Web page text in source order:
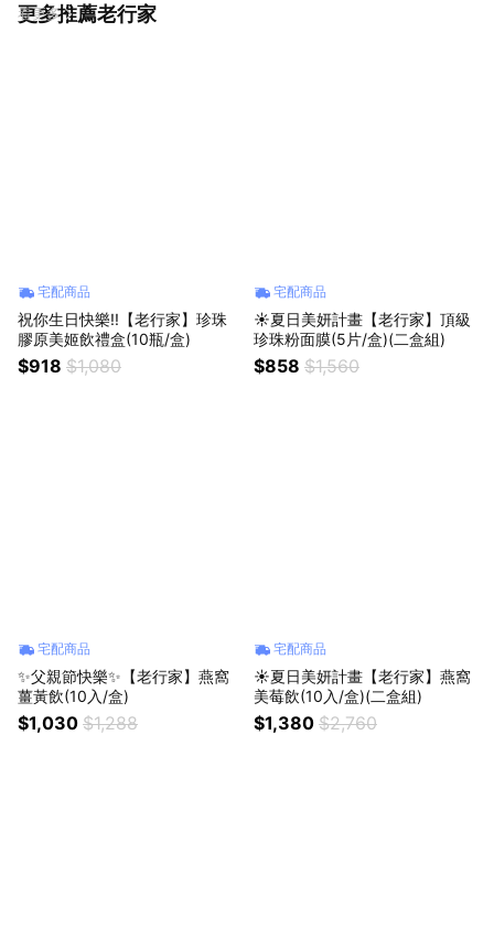
更多推薦老行家
看更多
宅配商品
祝你生日快樂!!【老行家】珍珠
膠原美姬飲禮盒(10瓶/盒)
$918 $1,080
宅配商品
☀️夏日美妍計畫【老行家】頂級
珍珠粉面膜(5片/盒)(二盒組)
$858 $1,560
宅配商品
✨父親節快樂✨【老行家】燕窩
薑黃飲(10入/盒)
$1,030 $1,288
宅配商品
☀️夏日美妍計畫【老行家】燕窩
美莓飲(10入/盒)(二盒組)
$1,380 $2,760